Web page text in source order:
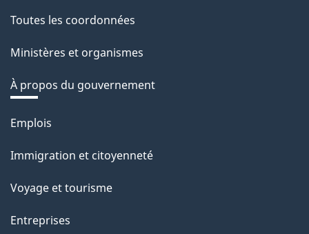
Toutes les coordonnées
Ministères et organismes
À propos du gouvernement
Thèmes
sujets
Emplois
Immigration et citoyenneté
Voyage et tourisme
Entreprises